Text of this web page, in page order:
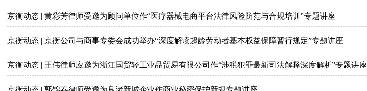
京衡动态 | 黄彩芳律师受邀为顾问单位作“医疗器械电商平台法律风险防范与合规培训”专题讲座
京衡动态 | 京衡公司与商事专委会成功举办“深度解读超龄劳动者基本权益保障暂行规定”专题讲座
京衡动态 | 王伟律师应邀为浙江国贸轻工业品贸易有限公司作“涉税犯罪最新司法解释深度解析”专题讲座
京衡动态 | 郭锦春律师受邀为良渚新城企业作商业秘密保护新规专题讲座